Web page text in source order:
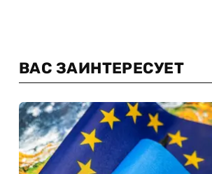
ВАС ЗАИНТЕРЕСУЕТ